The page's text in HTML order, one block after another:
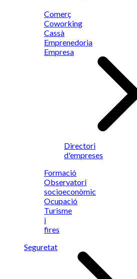
Comerç
Coworking
Cassà
Emprenedoria
Empresa
Directori
d'empreses
Formació
Observatori
socioeconòmic
Ocupació
Turisme
i
fires
Seguretat